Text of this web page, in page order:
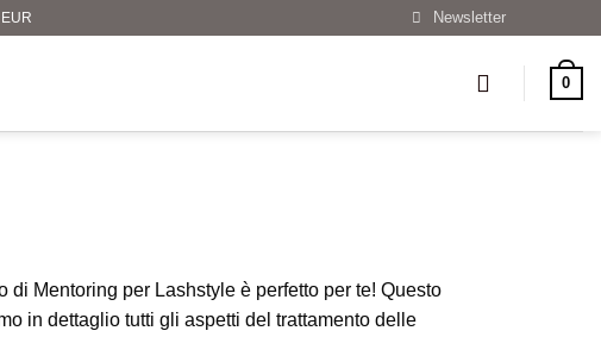
Newsletter
0
Mentoring per Lashstyle è perfetto per te! Questo
in dettaglio tutti gli aspetti del trattamento delle